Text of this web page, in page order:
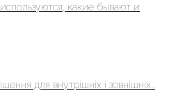
какие бывают и
для внутрішніх і зовнішніх...